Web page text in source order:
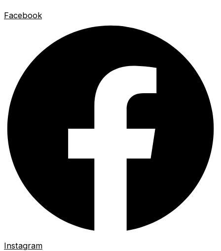
Facebook
Instagram